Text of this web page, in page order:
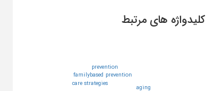
کلیدواژه های مرتبط
aging
care strategies
familybased prevention
prevention